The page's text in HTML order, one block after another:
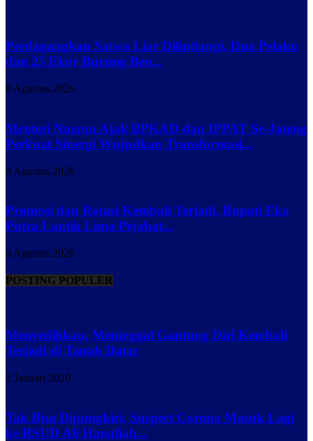
Perdagangkan Satwa Liar Dilindungi, Dua Pelaku
dan 25 Ekor Burung Beo...
8 Agustus 2026
Menteri Nusron Ajak BPKAD dan IPPAT Se-Jateng
Perkuat Sinergi Wujudkan Transformasi...
8 Agustus 2026
Promosi dan Rotasi Kembali Terjadi, Bupati Eka
Putra Lantik Lima Pejabat...
8 Agustus 2026
POSTING POPULER
Menyedihkan, Meninggal Gantung Diri Kembali
Terjadi di Tanah Datar
2 Januari 2020
Tak Bisa Dipungkiri, Suspect Corona Masuk Lagi
ke RSUD Ali Hanafiah...